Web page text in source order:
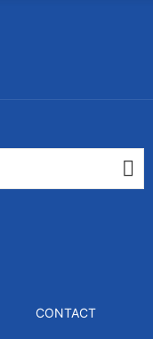
CONTACT